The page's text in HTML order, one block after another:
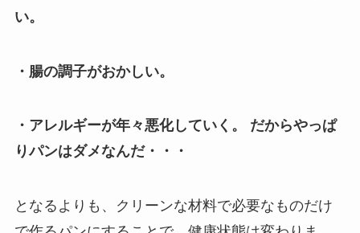
い。
・腸の調子がおかしい。
・アレルギーが年々悪化していく。 だからやっぱ
りパンはダメなんだ・・・
となるよりも、クリーンな材料で必要なものだけ